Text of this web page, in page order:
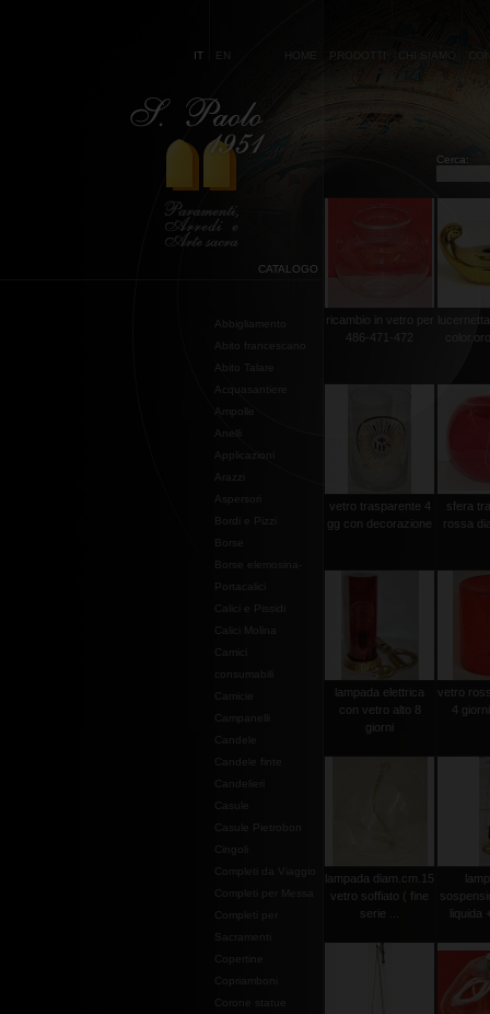
IT EN HOME PRODOTTI CHI SIAMO
Cerca:
CATALOGO
Abbigliamento
Abito francescano
Abito Talare
Acquasantiere
Ampolle
Anelli
Applicazioni
Arazzi
Aspersori
Bordi e Pizzi
Borse
Borse elemosina-
Portacalici
Calici e Pissidi
Calici Molina
Campanelli
Candele
Candele finte
Candelieri
Casule
Casule Pietrobon
Cingoli
Completi da Viaggio
Completi per Messa
Completi per
Sacramenti
Copertine
Copriamboni
Corone statue
ricambio in vetro per
486-471-472
vetro trasparente 4
gg con decorazione
sfera
rossa
lampada elettrica
con vetro alto 8
giorni
vetro
4
lampada diam.cm.15
vetro soffiato ( fine
serie ...
liquida